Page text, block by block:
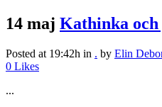
14 maj Kathinka och
Posted at 19:42h in . by Elin
0 Likes
...